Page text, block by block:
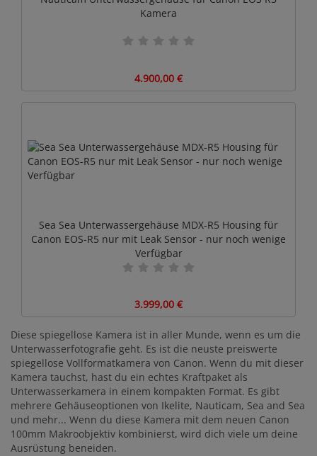
Kamera
4.900,00 €
Sea Sea Unterwassergehäuse MDX-R5 Housing für
Canon EOS-R5 nur mit Leak Sensor - nur noch wenige
Verfügbar
3.999,00 €
Diese spiegellose Kamera ist in aller Munde, wenn es um die
Unterwasserfotografie geht. Es ist die neuste preiswerte
spiegellose Vollformatkamera von Canon. Wenn du mit dieser
Kamera tauchst, hast du ein echtes Kraftpaket als
Unterwasserkamera in einem kompakten Format. Es gibt
mehrere Gehäuseoptionen von Ikelite, Nauticam, Sea and Sea
und mehr... Wenn du diese Kamera mit dem neuen Canon
100mm Makroobjektiv kombinierst, wird dich viele um deine
Ausrüstung beneiden.